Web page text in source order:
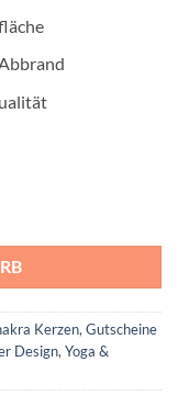
Kerzen, Gutscheine
Design, Yoga &